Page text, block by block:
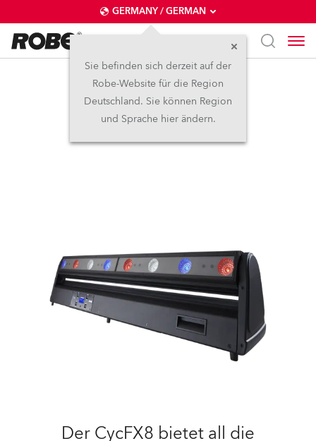
GERMANY / GERMAN
Sie befinden sich derzeit auf der
Robe-Website für die Region
Deutschland. Sie können Region
und Sprache hier ändern.
CycFX 8™
Abgekündigt
Der CycFX8 bietet all die